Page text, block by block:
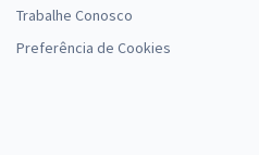
Trabalhe Conosco
Preferência de Cookies